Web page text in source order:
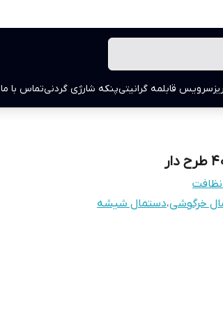
سرویس قابلمه گرانیتیپنکه شارژی گردنیتماس با ما
نظافت
خرگوشی،دستمال شیشه